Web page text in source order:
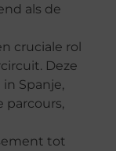
als de
cruciale rol
Deze
Spanje,
parcours,
tot